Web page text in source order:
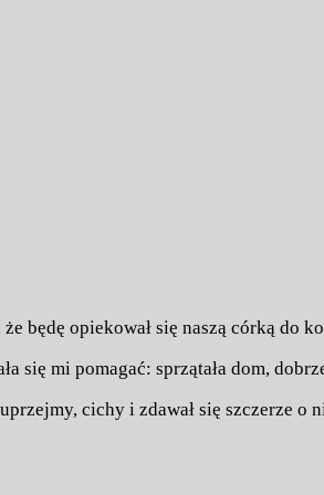
będę opiekował się naszą córką do
się mi pomagać: sprzątała dom,
cichy i zdawał się szczerze o